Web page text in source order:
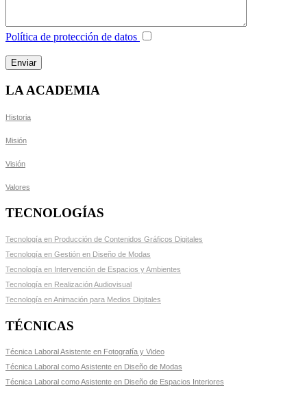
Política de protección de datos
LA ACADEMIA
Historia
Misión
Visión
Valores
TECNOLOGÍAS
Tecnología en Producción de Contenidos Gráficos Digitales
Tecnología en Gestión en Diseño de Modas
Tecnología en Intervención de Espacios y Ambientes
Tecnología en Realización Audiovisual
Tecnología en Animación para Medios Digitales
TÉCNICAS
Técnica Laboral Asistente en Fotografía y Video
Técnica Laboral como Asistente en Diseño de Modas
Técnica Laboral como Asistente en Diseño de Espacios Interiores